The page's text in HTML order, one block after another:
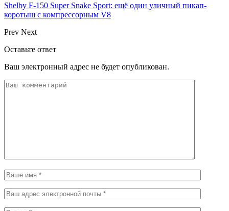
Shelby F-150 Super Snake Sport: ещё один уличный пикап-
коротыш с компрессорным V8
Prev Next
Оставьте ответ
Ваш электронный адрес не будет опубликован.